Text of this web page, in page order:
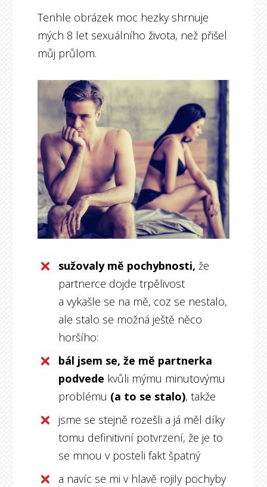
Tenhle obrázek moc hezky shrnuje
mých 8 let sexuálního života, než přišel
můj průlom.
sužovaly mě pochybnosti, že
partnerce dojde trpělivost
a vykašle se na mě, coz se nestalo,
ale stalo se možná ještě něco
horšího:
bál jsem se, že mě partnerka
podvede kvůli mýmu minutovýmu
problému (a to se stalo), takže
jsme se stejně rozešli a já měl díky
tomu definitivní potvrzení, že je to
se mnou v posteli fakt špatný
a navíc se mi v hlavě rojily pochyby